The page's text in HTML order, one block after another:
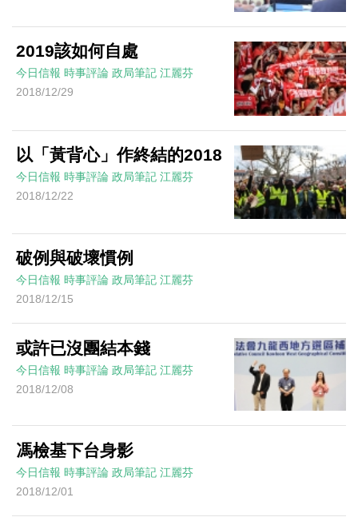
2019該如何自處
今日信報 時事評論 政局筆記 江麗芬
2018/12/29
以「黃背心」作終結的2018
今日信報 時事評論 政局筆記 江麗芬
2018/12/22
破例與破壞慣例
今日信報 時事評論 政局筆記 江麗芬
2018/12/15
或許已沒團結本錢
今日信報 時事評論 政局筆記 江麗芬
2018/12/08
馮檢基下台身影
今日信報 時事評論 政局筆記 江麗芬
2018/12/01